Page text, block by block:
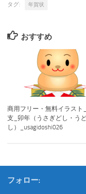
タグ: 年賀状
おすすめ
商用フリー・無料イラスト
支_卯年（うさぎどし・う
し）_usagidoshi026
フォロー: